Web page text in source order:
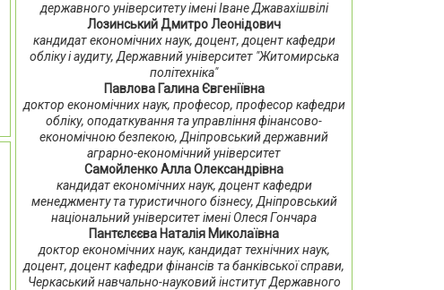
державного університету імені Іване Джавахішвілі
Лозинський Дмитро Леонідович
кандидат економічних наук, доцент, доцент кафедри
обліку і аудиту, Державний університет "Житомирська
політехніка"
Павлова Галина Євгеніївна
доктор економічних наук, професор, професор кафедри
обліку, оподаткування та управління фінансово-
економічною безпекою, Дніпровський державний
аграрно-економічний університет
Самойленко Алла Олександрівна
кандидат економічних наук, доцент кафедри
менеджменту та туристичного бізнесу, Дніпровський
національний університет імені Олеся Гончара
Пантєлєєва Наталія Миколаївна
доктор економічних наук, кандидат технічних наук,
доцент, доцент кафедри фінансів та банківської справи,
Черкаський навчально-науковий інститут Державного